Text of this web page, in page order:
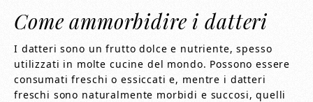
Come ammorbidire i datteri
I datteri sono un frutto dolce e nutriente, spesso
utilizzati in molte cucine del mondo. Possono essere
consumati freschi o essiccati e, mentre i datteri
freschi sono naturalmente morbidi e succosi, quelli